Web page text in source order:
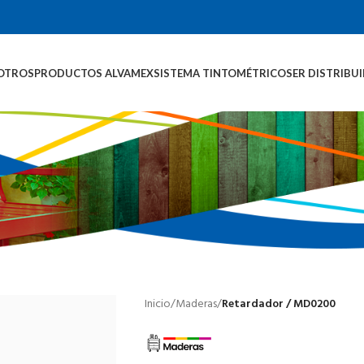
PRODUCTOS ALVAMEXSISTEMA TINTOMÉTRICOSER
Inicio/Maderas/Retardador / MD0200